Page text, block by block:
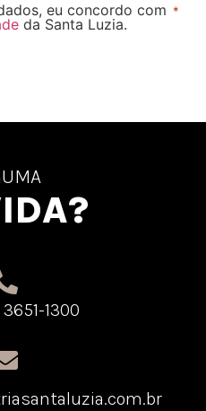
eu concordo com
da Santa Luzia.
*
1300